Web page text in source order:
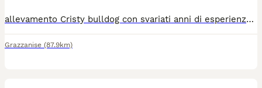
allevamento Cristy bulldog con svariati anni di esperienza pregressa per questa meravigliosa razza propone in vendita cucciolata di gran prestigio, morfologia e struttura Papà Bingo di royal way Roi 24117856 DNA depositato Giovane campione di San Marino Giovane campione italiano Campione italiano di bellezza Test ufficiali Cardiopatia Oculopatia Anca e gomito Mamma : Artemide di Cristy Buldog Roi 247855 DNA depositato Figlia di campioni internazionali dalle prestigiose linee Test ufficiali Cardiopatia Oculopatia Anca e gomito I cuccioli verranno consegnati : ciclo vaccinale completo , ciclo vermifugo completo, libretto sanitario, pedigree, microchip , iscrizione all anagrafe canina, certificato di ottima salute rilasciato dalla nostra clinica di fiducia.
Grazzanise (87.9km)